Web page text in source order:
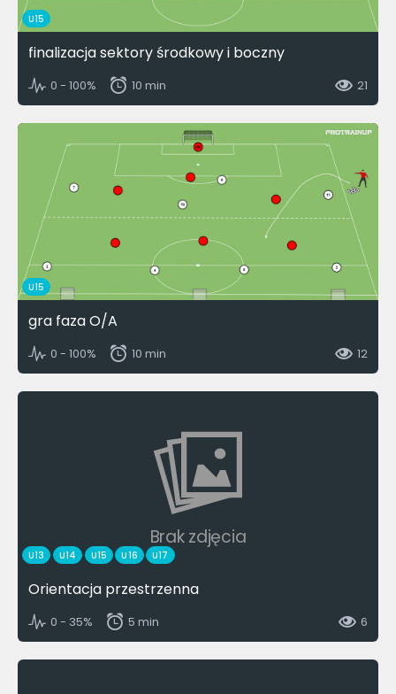
U15
finalizacja sektory środkowy i boczny
0 - 100% 10 min 21
U15
gra faza O/A
0 - 100% 10 min 12
Brak zdjęcia
U13 U14 U15 U16 U17
Orientacja przestrzenna
0 - 35% 5 min 6